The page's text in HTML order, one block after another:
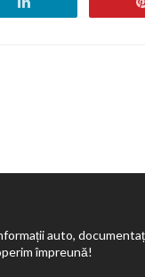
auto,
împreună!